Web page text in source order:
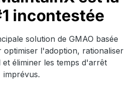
incontestée
solution de GMAO basée
l'adoption, rationaliser
éliminer les temps d'arrêt
imprévus.